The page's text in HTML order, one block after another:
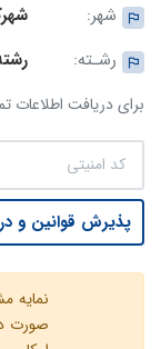
شهر:
رشـته:
برای دریافت اطلاعات
پذیرش قوانین و
نمایه
صورت